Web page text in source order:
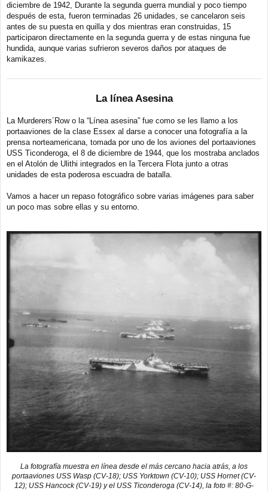
diciembre de 1942, Durante la segunda guerra mundial y poco tiempo
después de esta, fueron terminadas 26 unidades, se cancelaron seis
antes de su puesta en quilla y dos mientras eran construidas, 15
participaron directamente en la segunda guerra y de estas ninguna fue
hundida, aunque varias sufrieron severos daños por ataques de
kamikazes.
La línea Asesina
La Murderers´Row o la “Línea asesina” fue como se les llamo a los
portaaviones de la clase Essex al darse a conocer una fotografía a la
prensa norteamericana, tomada por uno de los aviones del portaaviones
USS Ticonderoga, el 8 de diciembre de 1944, que los mostraba anclados
en el Atolón de Ulithi integrados en la Tercera Flota junto a otras
unidades de esta poderosa escuadra de batalla.
Vamos a hacer un repaso fotográfico sobre varias imágenes para saber
un poco mas sobre ellas y su entorno.
La fotografía muestra en línea desde el más cercano hacia atrás, a los
portaaviones USS Wasp (CV-18); USS Yorktown (CV-10); USS Hornet (CV-
12); USS Hancock (CV-19) y el USS Ticonderoga (CV-14), la foto #: 80-G-